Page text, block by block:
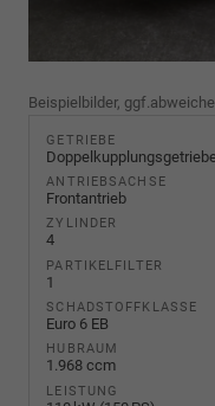
Beispielbilder,
GETRIEBE
ANTRIEBSACHSE
Frontantrieb
ZYLINDER
4
PARTIKELFILTER
1
SCHADSTOFFKLASSE
Euro 6 EB
HUBRAUM
1.968 ccm
LEISTUNG